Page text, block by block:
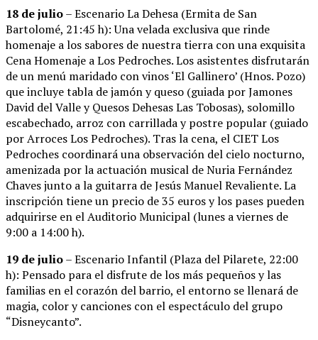
18 de julio– Escenario La Dehesa (Ermita de San
Bartolomé, 21:45 h): Una velada exclusiva que rinde
homenaje a los sabores de nuestra tierra con una exquisita
Cena Homenaje a Los Pedroches. Los asistentes disfrutarán
de un menú maridado con vinos ‘El Gallinero’ (Hnos. Pozo)
que incluye tabla de jamón y queso (guiada por Jamones
David del Valle y Quesos Dehesas Las Tobosas), solomillo
escabechado, arroz con carrillada y postre popular (guiado
por Arroces Los Pedroches). Tras la cena, el CIET Los
Pedroches coordinará una observación del cielo nocturno,
amenizada por la actuación musical de Nuria Fernández
Chaves junto a la guitarra de Jesús Manuel Revaliente. La
inscripción tiene un precio de 35 euros y los pases pueden
adquirirse en el Auditorio Municipal (lunes a viernes de
9:00 a 14:00 h).
19 de julio– Escenario Infantil (Plaza del Pilarete, 22:00
h): Pensado para el disfrute de los más pequeños y las
familias en el corazón del barrio, el entorno se llenará de
magia, color y canciones con el espectáculo del grupo
“Disneycanto”.